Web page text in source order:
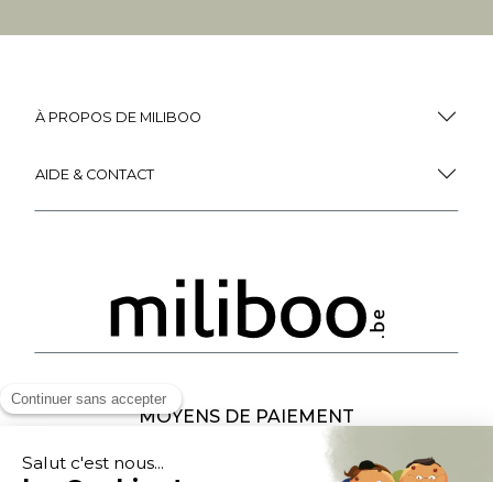
À PROPOS DE MILIBOO
AIDE & CONTACT
MOYENS DE PAIEMENT